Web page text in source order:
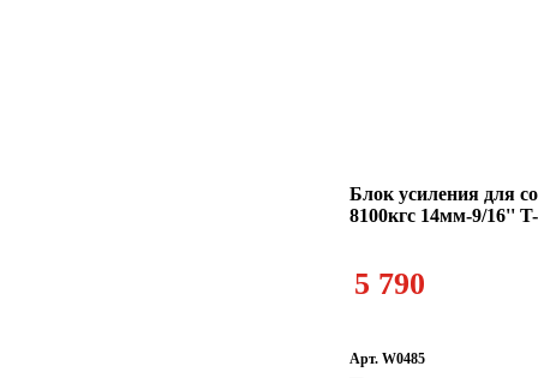
Блок усиления для
8100кгс 14мм-9/16''
5 790
Арт. W0485